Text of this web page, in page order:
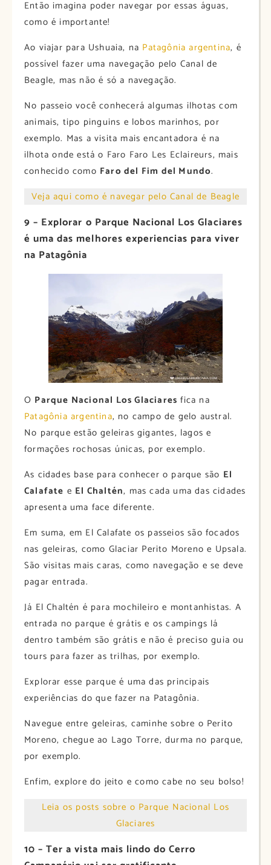
Então imagina poder navegar por essas águas,
como é importante!
Ao viajar para Ushuaia, na Patagônia argentina, é
possível fazer uma navegação pelo Canal de
Beagle, mas não é só a navegação.
No passeio você conhecerá algumas ilhotas com
animais, tipo pinguins e lobos marinhos, por
exemplo. Mas a visita mais encantadora é na
ilhota onde está o Faro Faro Les Eclaireurs, mais
conhecido como Faro del Fim del Mundo.
Veja aqui como é navegar pelo Canal de Beagle
9 – Explorar o Parque Nacional Los Glaciares
é uma das melhores experiencias para viver
na Patagônia
O Parque Nacional Los Glaciares fica na
Patagônia argentina, no campo de gelo austral.
No parque estão geleiras gigantes, lagos e
formações rochosas únicas, por exemplo.
As cidades base para conhecer o parque são El
Calafate e El Chaltén, mas cada uma das cidades
apresenta uma face diferente.
Em suma, em El Calafate os passeios são focados
nas geleiras, como Glaciar Perito Moreno e Upsala.
São visitas mais caras, como navegação e se deve
pagar entrada.
Já El Chaltén é para mochileiro e montanhistas. A
entrada no parque é grátis e os campings lá
dentro também são grátis e não é preciso guia ou
tours para fazer as trilhas, por exemplo.
Explorar esse parque é uma das principais
experiências do que fazer na Patagônia.
Navegue entre geleiras, caminhe sobre o Perito
Moreno, chegue ao Lago Torre, durma no parque,
por exemplo.
Enfim, explore do jeito e como cabe no seu bolso!
Leia os posts sobre o Parque Nacional Los
Glaciares
10 – Ter a vista mais lindo do Cerro